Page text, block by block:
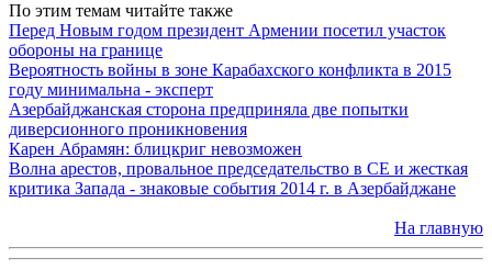
По этим темам читайте также
Перед Новым годом президент Армении посетил участок
обороны на границе
Вероятность войны в зоне Карабахского конфликта в 2015
году минимальна - эксперт
Азербайджанская сторона предприняла две попытки
диверсионного проникновения
Карен Абрамян: блицкриг невозможен
Волна арестов, провальное председательство в СЕ и жесткая
критика Запада - знаковые события 2014 г. в Азербайджане
На главную